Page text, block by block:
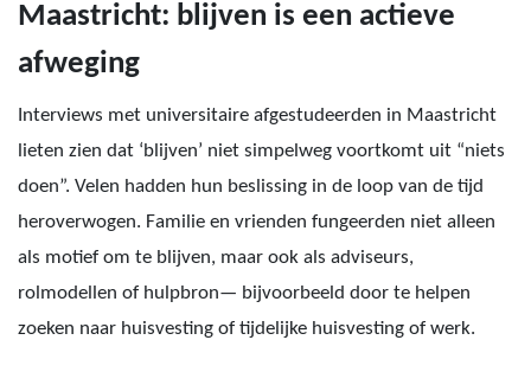
Maastricht: blijven is een actieve
afweging
Interviews met universitaire afgestudeerden in Maastricht
lieten zien dat ‘blijven’ niet simpelweg voortkomt uit “niets
doen”. Velen hadden hun beslissing in de loop van de tijd
heroverwogen. Familie en vrienden fungeerden niet alleen
als motief om te blijven, maar ook als adviseurs,
rolmodellen of hulpbron— bijvoorbeeld door te helpen
zoeken naar huisvesting of tijdelijke huisvesting of werk.